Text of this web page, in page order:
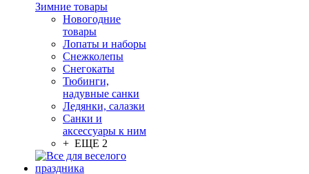
Зимние товары
Новогодние
товары
Лопаты и наборы
Снежколепы
Снегокаты
Тюбинги,
надувные санки
Ледянки, салазки
Санки и
аксессуары к ним
+ ЕЩЕ 2